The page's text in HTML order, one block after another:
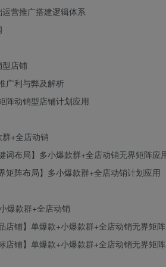
营推广搭建逻辑体系
型店铺
广利与弊及解析
阵动销型店铺计划应用
群+全店动销
词布局】多小爆款群+全店动销无界矩阵应
矩阵布局】多小爆款群+全店动销计划应用
爆款群+全店动销
店铺】单爆款+小爆款群+全店动销无界矩
店铺】单爆款+小爆款群+全店动销无界矩